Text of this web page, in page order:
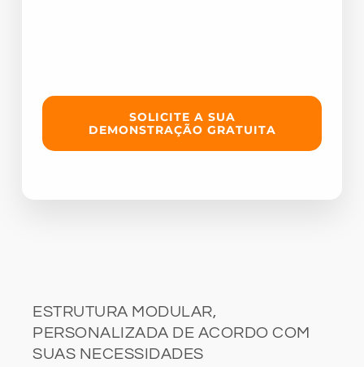
SOLICITE A SUA
DEMONSTRAÇÃO GRATUITA
ESTRUTURA MODULAR,
PERSONALIZADA DE ACORDO COM
SUAS NECESSIDADES